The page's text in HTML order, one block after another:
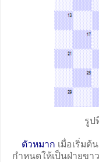
รูป
ตัวหมาก เมื่อเริ่มต้
กำหนดให้เป็นฝ่ายข